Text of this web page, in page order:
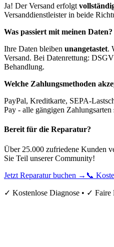
Ja! Der Versand erfolgt
Versanddienstleister in beide
Was passiert mit meinen Daten?
Ihre Daten bleiben unangetastet.
Versand. Bei Datenrettung:
Behandlung.
Welche Zahlungsmethoden
PayPal, Kreditkarte, SEPA-
Pay - alle gängigen Zahlungsarten
Bereit für die Reparatur?
Über 25.000 zufriedene Kunden
Sie Teil unserer Community!
Jetzt Reparatur buchen → 📞
✓ Kostenlose Diagnose • ✓ Faire